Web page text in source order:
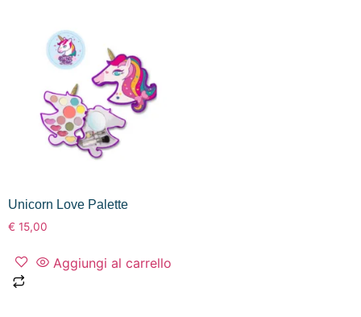
Unicorn Love Palette
€ 15,00
Aggiungi al carrello